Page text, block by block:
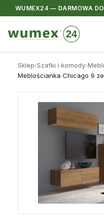
WUMEX24 — DARMOWA
Sklep›Szafki i komody›